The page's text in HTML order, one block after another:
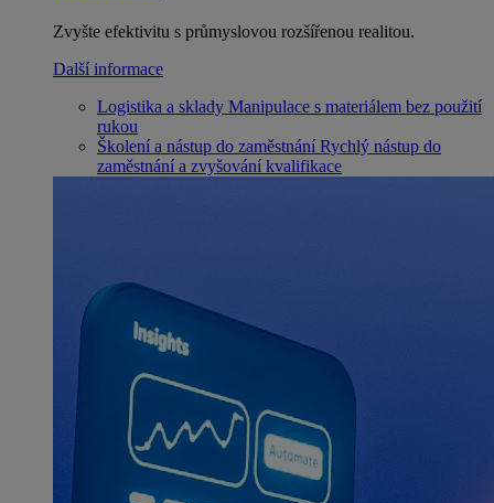
Zvyšte efektivitu s průmyslovou rozšířenou realitou.
Další informace
Logistika a sklady Manipulace s materiálem bez použití
rukou
Školení a nástup do zaměstnání Rychlý nástup do
zaměstnání a zvyšování kvalifikace